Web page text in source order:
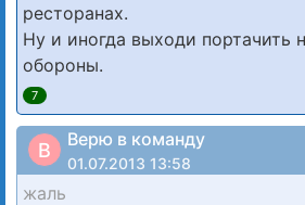
ресторанах.
Ну и иногда выходи портачить
обороны.
7
В Верю в команду
01.07.2013 13:58
жаль